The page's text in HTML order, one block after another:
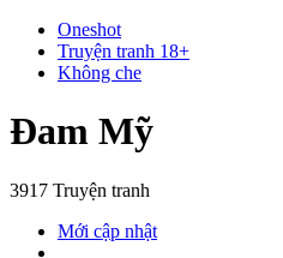
Oneshot
Truyện tranh 18+
Không che
Đam Mỹ
3917 Truyện tranh
Mới cập nhật